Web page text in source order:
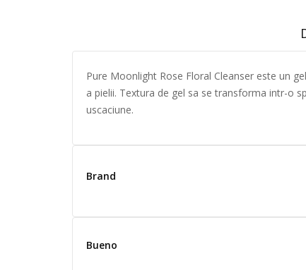
Pure Moonlight Rose Floral Cleanser este un
a pielii. Textura de gel sa se transforma intr-o
uscaciune.
Brand
Bueno